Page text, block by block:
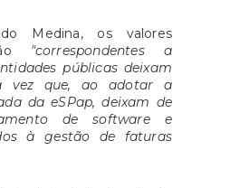
Medina, os valores
"correspondentes a
públicas deixam
vez que, ao adotar a
da eSPap, deixam de
de software e
à gestão de faturas